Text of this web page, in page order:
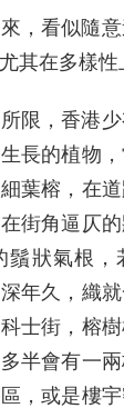
，看似隨
其在多樣性
限，香港
長的植物
葉榕，在
街角逼仄
鬚狀氣根，
年久，織
士街，榕
半會有一
，或是樓